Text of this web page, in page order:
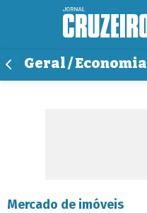
Geral / Economia
Mercado de imóveis